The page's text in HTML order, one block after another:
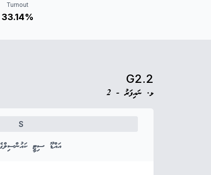
Turnout
33.14%
G2.2
ޅ. ނައިފަރު - 2
S
އައްޑޫ ސިޓީ